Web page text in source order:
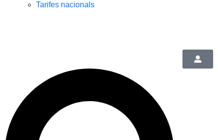
Tarifes nacionals